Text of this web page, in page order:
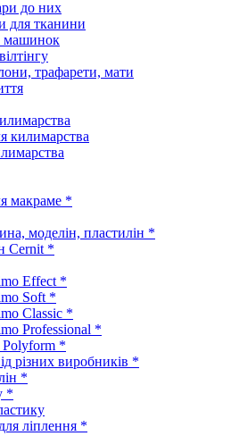
до них
для тканини
машинок
трафарети, мати
килимарства
макраме *
моделін, пластилін *
Cernit *
Effect *
Soft *
Classic *
Professional *
Polyform *
різних виробників *
*
*
ліплення *